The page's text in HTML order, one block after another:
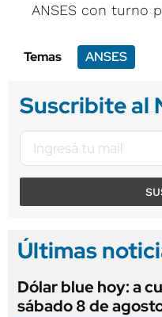
ANSES con turno
Temas ANSES
Suscribite al
Últimas
Dólar blue hoy: a
sábado 8 de